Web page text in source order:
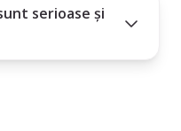
serioase și